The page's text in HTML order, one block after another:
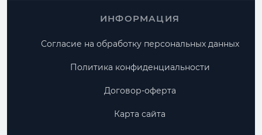
ИНФОРМАЦИЯ
Согласие на обработку персональных данных
Политика конфиденциальности
Договор-оферта
Карта сайта